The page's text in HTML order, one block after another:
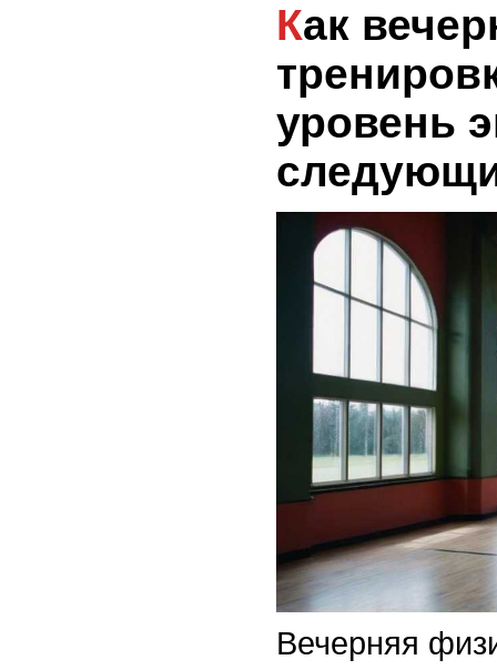
Как вечерняя
уровень
Вечерняя